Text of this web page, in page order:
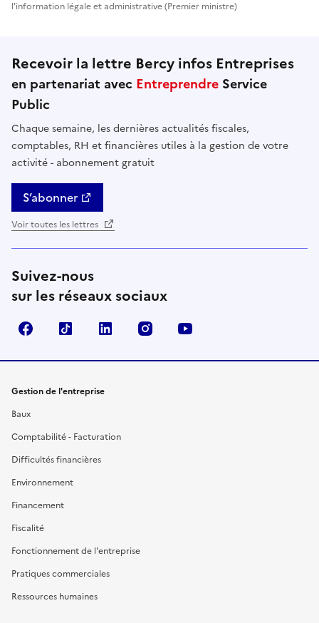
l'information légale et administrative (Premier ministre)
Recevoir la lettre Bercy infos Entreprises
en partenariat avec Entreprendre Service
Public
Chaque semaine, les dernières actualités fiscales,
comptables, RH et financières utiles à la gestion de votre
activité - abonnement gratuit
S’abonner
Voir toutes les lettres
Suivez-nous
sur les réseaux sociaux
FacebookTikTok Linkedin Instagram
Gestion de l'entreprise
Baux
Comptabilité - Facturation
Difficultés financières
Environnement
Financement
Fiscalité
Fonctionnement de l'entreprise
Pratiques commerciales
Ressources humaines